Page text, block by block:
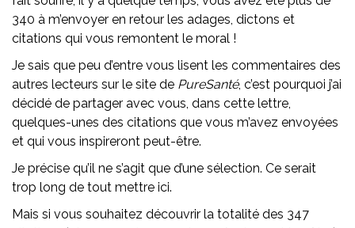
340 à m’envoyer en retour les adages, dictons et
citations qui vous remontent le moral !
Je sais que peu d’entre vous lisent les commentaires des
autres lecteurs sur le site de PureSanté, c’est pourquoi j’ai
décidé de partager avec vous, dans cette lettre,
quelques-unes des citations que vous m’avez envoyées
et qui vous inspireront peut-être.
Je précise qu’il ne s’agit que d’une sélection. Ce serait
trop long de tout mettre ici.
Mais si vous souhaitez découvrir la totalité des 347